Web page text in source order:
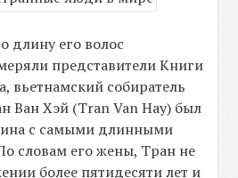
длину его волос
представители Книги
вьетнамский собиратель
Ван Хэй (Tran Van Hay) был
с самыми длинными
словам его жены, Тран не
более пятидесяти лет и